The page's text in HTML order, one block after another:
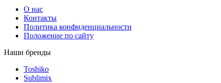
О нас
Контакты
Политика конфиденциальности
Положение по сайту
Наши бренды
Toshiko
Sublimix